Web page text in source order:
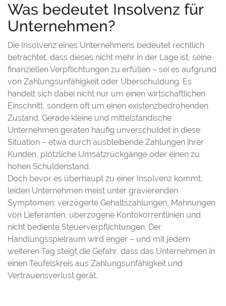
Was bedeutet Insolvenz für
Unternehmen?
Die Insolvenz eines Unternehmens bedeutet rechtlich
betrachtet, dass dieses nicht mehr in der Lage ist, seine
finanziellen Verpflichtungen zu erfüllen – sei es aufgrund
von Zahlungsunfähigkeit oder Überschuldung. Es
handelt sich dabei nicht nur um einen wirtschaftlichen
Einschnitt, sondern oft um einen existenzbedrohenden
Zustand. Gerade kleine und mittelständische
Unternehmen geraten häufig unverschuldet in diese
Situation – etwa durch ausbleibende Zahlungen ihrer
Kunden, plötzliche Umsatzrückgänge oder einen zu
hohen Schuldenstand.
Doch bevor es überhaupt zu einer Insolvenz kommt,
leiden Unternehmen meist unter gravierenden
Symptomen: verzögerte Gehaltszahlungen, Mahnungen
von Lieferanten, überzogene Kontokorrentlinien und
nicht bediente Steuerverpflichtungen. Der
Handlungsspielraum wird enger – und mit jedem
weiteren Tag steigt die Gefahr, dass das Unternehmen in
einen Teufelskreis aus Zahlungsunfähigkeit und
Vertrauensverlust gerät.